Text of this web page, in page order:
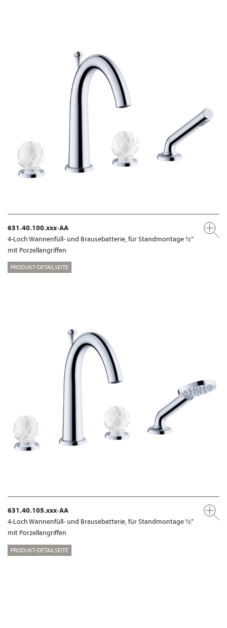
631.40.100.xxx-AA
4-Loch Wannenfüll- und Brausebatterie, für Standmontage ½“
mit Porzellangriffen
PRODUKT-DETAILSEITE
631.40.105.xxx-AA
4-Loch Wannenfüll- und Brausebatterie, für Standmontage ½“
mit Porzellangriffen
PRODUKT-DETAILSEITE